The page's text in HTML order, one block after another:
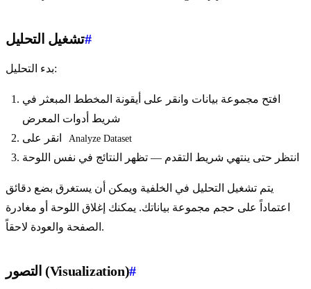
تشغيل التحليل#
بدء التحليل:
افتح مجموعة بيانات وانقر على أيقونة المخطط المبعثر في
شريط أدوات المعرض
Analyze Dataset
انتظر حتى ينتهي شريط التقدم — تظهر النتائج في نفس اللوحة
يتم تشغيل التحليل في الخلفية ويمكن أن يستغرق بضع دقائق
اعتماداً على حجم مجموعة بياناتك. يمكنك إغلاق اللوحة أو مغادرة
الصفحة والعودة لاحقاً.
التصور (Visualization)#